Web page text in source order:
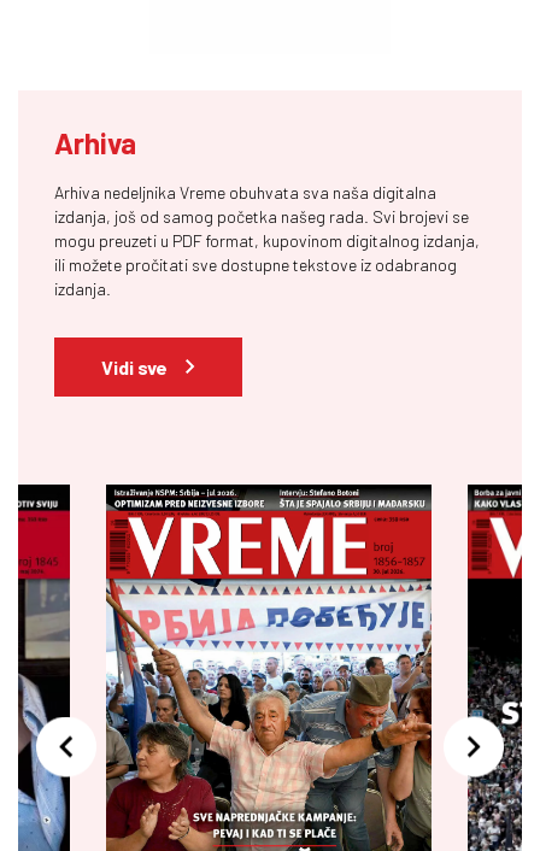
Arhiva
Arhiva nedeljnika Vreme obuhvata sva naša digitalna
izdanja, još od samog početka našeg rada. Svi brojevi se
mogu preuzeti u PDF format, kupovinom digitalnog izdanja,
ili možete pročitati sve dostupne tekstove iz odabranog
izdanja.
Vidi sve